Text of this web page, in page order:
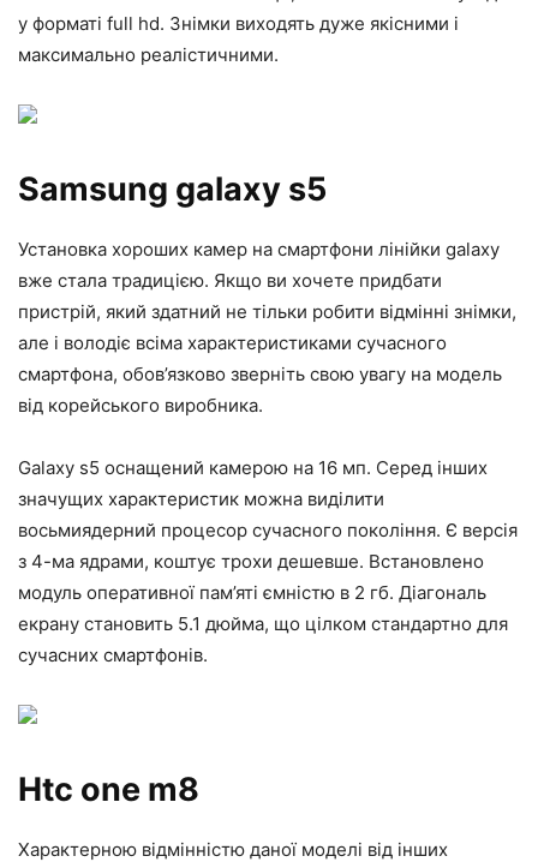
у форматі full hd. Знімки виходять дуже якісними і
максимально реалістичними.
Samsung galaxy s5
Установка хороших камер на смартфони лінійки galaxy
вже стала традицією. Якщо ви хочете придбати
пристрій, який здатний не тільки робити відмінні знімки,
але і володіє всіма характеристиками сучасного
смартфона, обов’язково зверніть свою увагу на модель
від корейського виробника.
Galaxy s5 оснащений камерою на 16 мп. Серед інших
значущих характеристик можна виділити
восьмиядерний процесор сучасного покоління. Є версія
з 4-ма ядрами, коштує трохи дешевше. Встановлено
модуль оперативної пам’яті ємністю в 2 гб. Діагональ
екрану становить 5.1 дюйма, що цілком стандартно для
сучасних смартфонів.
Htc one m8
Характерною відмінністю даної моделі від інших